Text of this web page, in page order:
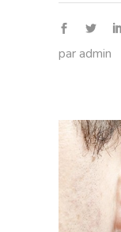
paradmin